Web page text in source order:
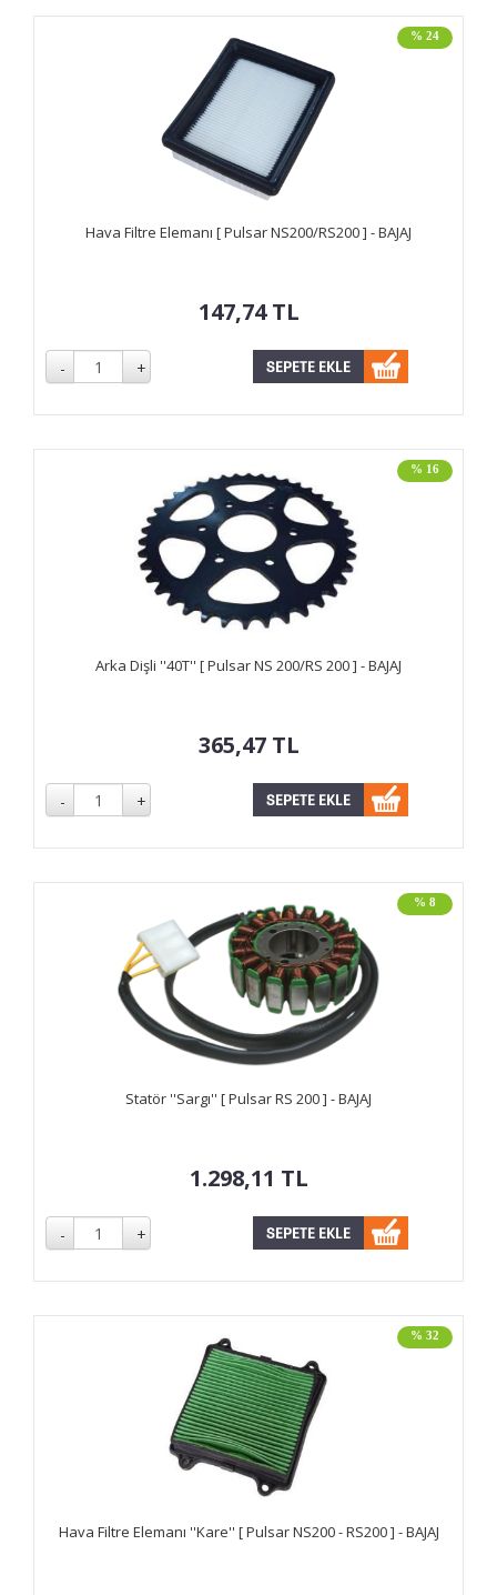
% 24
Hava Filtre Elemanı [ Pulsar NS200/RS200 ] - BAJAJ
147,74TL
% 16
Arka Dişli ''40T'' [ Pulsar NS 200/RS 200 ] - BAJAJ
365,47 TL
% 8
Statör ''Sargı'' [ Pulsar RS 200 ] - BAJAJ
1.298,11 TL
% 32
Hava Filtre Elemanı ''Kare'' [ Pulsar NS200 - RS200 ] - BAJAJ